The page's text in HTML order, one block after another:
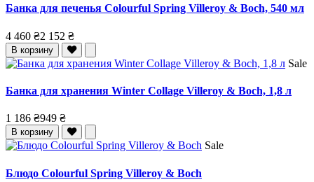
Банка для печенья Colourful Spring Villeroy & Boch, 540 мл
4 460 ₴2 152 ₴
В корзину
Sale
Банка для хранения Winter Collage Villeroy & Boch, 1,8 л
1 186 ₴949 ₴
В корзину
Sale
Блюдо Colourful Spring Villeroy & Boch